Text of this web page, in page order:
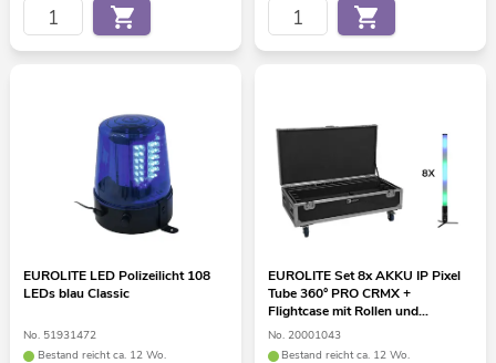
EUROLITE LED Polizeilicht 108
LEDs blau Classic
No. 51931472
Bestand reicht ca. 12 Wo.
EUROLITE Set 8x AKKU IP Pixel
Tube 360° PRO CRMX +
Flightcase mit Rollen und
Ladefunktion
No. 20001043
Bestand reicht ca. 12 Wo.